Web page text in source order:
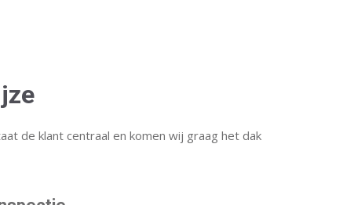
de klant centraal en komen wij graag het dak